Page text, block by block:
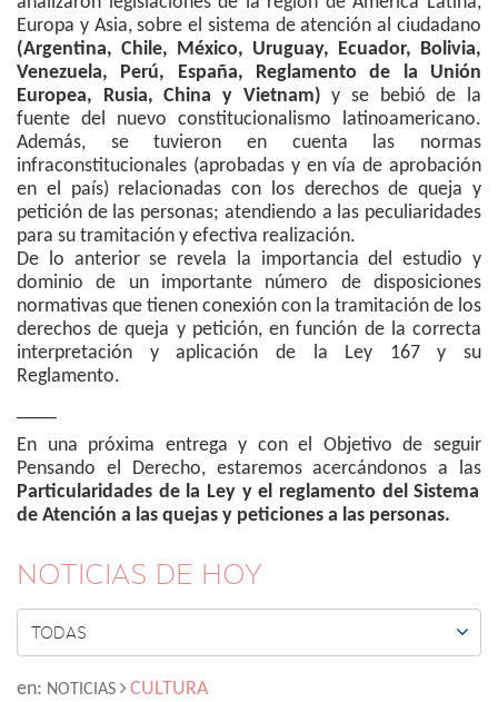
Europa y Asia, sobre el sistema de atención al ciudadano
(Argentina, Chile, México, Uruguay, Ecuador, Bolivia,
Venezuela, Perú, España, Reglamento de la Unión
Europea, Rusia, China y Vietnam) y se bebió de la
fuente del nuevo constitucionalismo latinoamericano.
Además, se tuvieron en cuenta las normas
infraconstitucionales (aprobadas y en vía de aprobación
en el país) relacionadas con los derechos de queja y
petición de las personas; atendiendo a las peculiaridades
para su tramitación y efectiva realización.
De lo anterior se revela la importancia del estudio y
dominio de un importante número de disposiciones
normativas que tienen conexión con la tramitación de los
derechos de queja y petición, en función de la correcta
interpretación y aplicación de la Ley 167 y su
Reglamento.
En una próxima entrega y con el Objetivo de seguir
Pensando el Derecho, estaremos acercándonos a las
Particularidades de la Ley y el reglamento del Sistema
de Atención a las quejas y peticiones a las personas.
NOTICIAS DE HOY
TODAS 
en: NOTICIAS CULTURA